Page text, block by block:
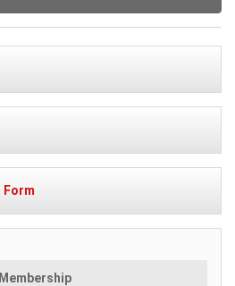
Membership